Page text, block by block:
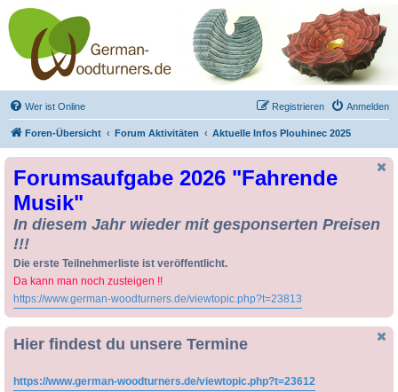
Drechseln und
Kunsthandwerk -
German-Woodturners
*Forum Sauerland*
Der Treffpunkt für Drechsler und Freunde des Kunsthandwerks
Wer ist Online Anmelden
Registrieren
Foren-Übersicht Forum Aktivitäten Aktuelle Infos Plouhinec 2025
Forumsaufgabe 2026 "Fahrende
Musik"
In diesem Jahr wieder mit gesponserten Preisen
!!!
Die erste Teilnehmerliste ist veröffentlicht.
Da kann man noch zusteigen !!
https://www.german-woodturners.de/viewtopic.php?t=23813
Hier findest du unsere Termine
https://www.german-woodturners.de/viewtopic.php?t=23612